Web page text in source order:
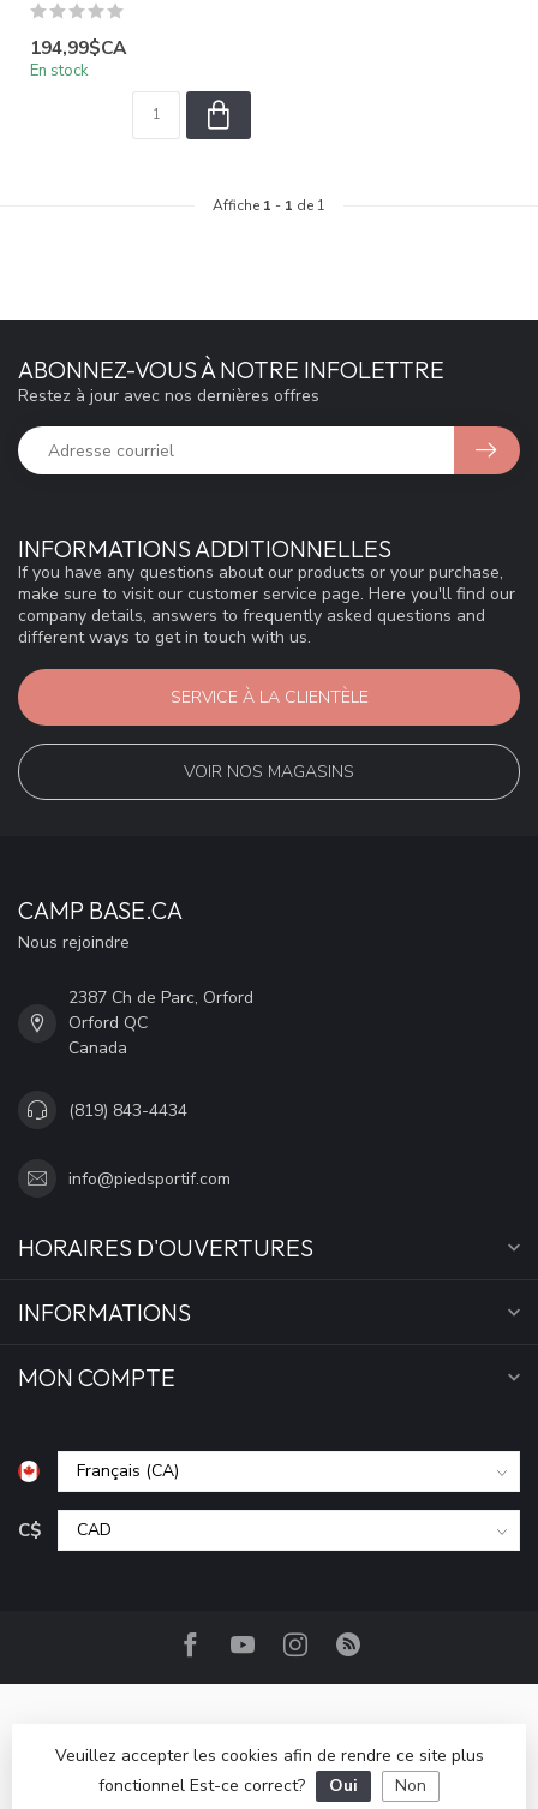
194,99$CA
En stock
Affiche 1 - 1 de 1
INFORMATIONS ADDITIONNELLES
If you have any questions about our products or your purchase,
make sure to visit our customer service page. Here you'll find our
company details, answers to frequently asked questions and
different ways to get in touch with us.
SERVICE À LA CLIENTÈLE
VOIR NOS MAGASINS
ABONNEZ-VOUS À NOTRE INFOLETTRE
Restez à jour avec nos dernières offres
CAMP BASE.CA
Nous rejoindre
2387 Ch de Parc, Orford
Orford QC
Canada
(819) 843-4434
info@piedsportif.com
HORAIRES D'OUVERTURES
INFORMATIONS
MON COMPTE
C$
© Copyright 2026 Camp Base.ca- Powered by Lightspeed
Veuillez accepter les cookies afin de rendre ce site plus
fonctionnel Est-ce correct?
Oui Non